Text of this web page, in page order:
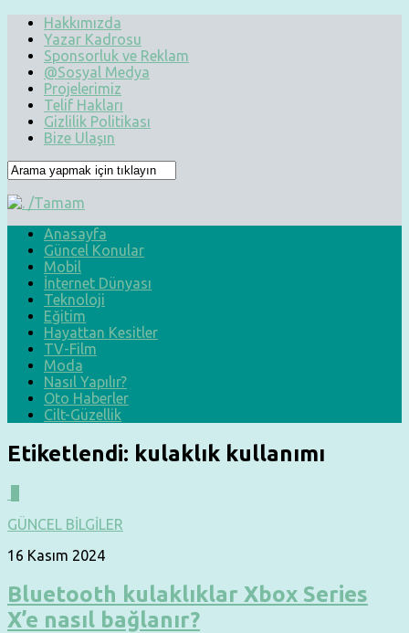
Hakkımızda
Yazar Kadrosu
Sponsorluk ve Reklam
@Sosyal Medya
Projelerimiz
Telif Hakları
Gizlilik Politikası
Bize Ulaşın
Anasayfa
Güncel Konular
Mobil
İnternet Dünyası
Teknoloji
Eğitim
Hayattan Kesitler
TV-Film
Moda
Nasıl Yapılır?
Oto Haberler
Cilt-Güzellik
Etiketlendi: kulaklık kullanımı
GÜNCEL BİLGİLER
16 Kasım 2024
Bluetooth kulaklıklar Xbox Series
X’e nasıl bağlanır?